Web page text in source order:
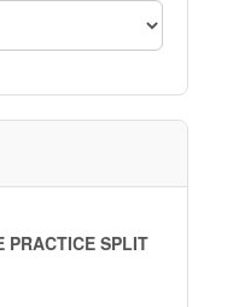
PRACTICE SPLIT